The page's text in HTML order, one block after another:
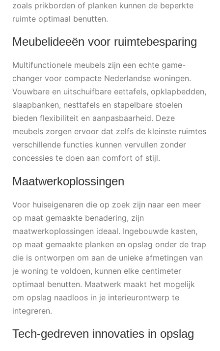
zoals prikborden of planken kunnen de beperkte
ruimte optimaal benutten.
Meubelideeën voor ruimtebesparing
Multifunctionele meubels zijn een echte game-
changer voor compacte Nederlandse woningen.
Vouwbare en uitschuifbare eettafels, opklapbedden,
slaapbanken, nesttafels en stapelbare stoelen
bieden flexibiliteit en aanpasbaarheid. Deze
meubels zorgen ervoor dat zelfs de kleinste ruimtes
verschillende functies kunnen vervullen zonder
concessies te doen aan comfort of stijl.
Maatwerkoplossingen
Voor huiseigenaren die op zoek zijn naar een meer
op maat gemaakte benadering, zijn
maatwerkoplossingen ideaal. Ingebouwde kasten,
op maat gemaakte planken en opslag onder de trap
die is ontworpen om aan de unieke afmetingen van
je woning te voldoen, kunnen elke centimeter
optimaal benutten. Maatwerk maakt het mogelijk
om opslag naadloos in je interieurontwerp te
integreren.
Tech-gedreven innovaties in opslag